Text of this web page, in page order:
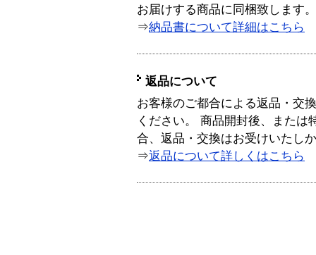
お届けする商品に同梱致します。
⇒納品書について詳細はこちら
返品について
お客様のご都合による返品・交
ください。 商品開封後、または
合、返品・交換はお受けいたし
⇒返品について詳しくはこちら